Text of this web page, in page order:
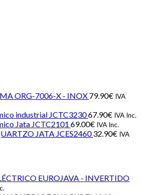
ORG-7006-X - INOX 79.90€ IVA
industrial JCTC323067.90€ IVA Inc.
Jata JCTC2101 69.00€ IVA Inc.
JATA JCES2460 32.90€ IVA
EUROJAVA - INVERTIDO